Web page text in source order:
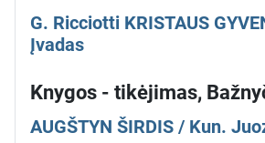
G. Ricciotti KRISTAUS
Įvadas
Knygos - tikėjimas,
AUGŠTYN ŠIRDIS / Kun.